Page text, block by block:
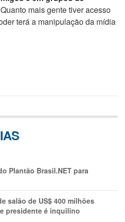
mais gente tiver acesso
terá a manipulação da mídia
Plantão Brasil.NET para
salão de US$ 400 milhões
presidente é inquilino